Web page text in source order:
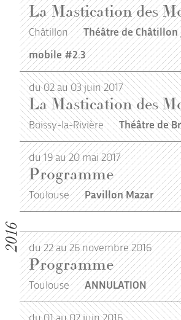
La Mastication des
Châtillon
Théâtre de
mobile #2.3
du 02 au 03 juin 2017
La Mastication des
Boissy-la-Rivière Théâtre de
du 19 au 20 mai 2017
Programme
Toulouse Pavillon Mazar
2016 du 22 au 26 novembre 2016
Programme
Toulouse ANNULATION
du 01 au 02 juin 2016